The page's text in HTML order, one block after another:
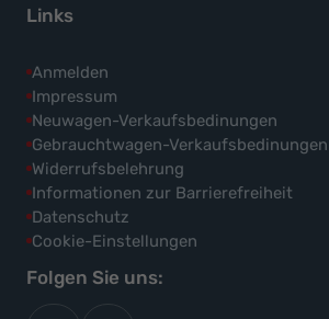
Links
Anmelden
Impressum
Neuwagen-Verkaufsbedinungen
Gebrauchtwagen-Verkaufsbedinungen
Widerrufsbelehrung
Informationen zur Barrierefreiheit
Datenschutz
Cookie-Einstellungen
Folgen Sie uns: